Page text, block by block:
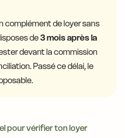
complément de loyer sans
de3 mois après la
devant la commission
Passé ce délai, le
pour vérifier ton loyer